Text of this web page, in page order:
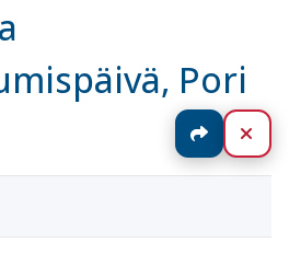
Pori
Jaa